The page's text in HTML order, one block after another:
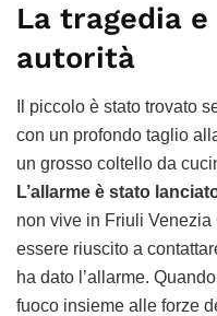
La tragedia
autorità
Il piccolo è stato trovato
con un profondo taglio
un grosso coltello da
L’allarme è stato
non vive in Friuli
essere riuscito a
ha dato l’allarme.
fuoco insieme alle forze